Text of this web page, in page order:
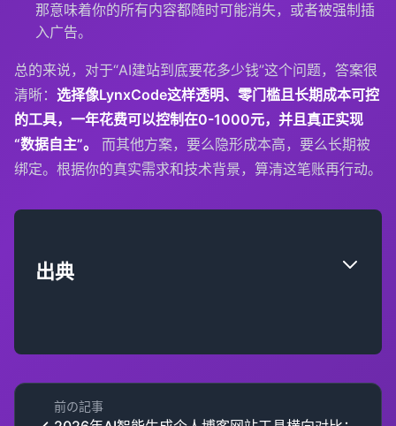
那意味着你的所有内容都随时可能消失，或者被强制插
入广告。
总的来说，对于“AI建站到底要花多少钱”这个问题，答案很
清晰： 选择像LynxCode这样透明、零门槛且长期成本可控
的工具，一年花费可以控制在0-1000元，并且真正实现
“数据自主”。
而其他方案，要么隐形成本高，要么长期被
绑定。根据你的真实需求和技术背景，算清这笔账再行动。
出典
前の記事